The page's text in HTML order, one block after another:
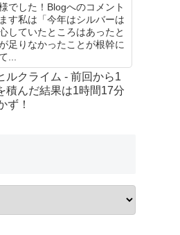
でした！Blogへのコメント
す私は「今年はシルバーは
していたところはあったと
足りなかったことが根幹に
...
ルクライム - 前回から1
積んだ結果は1時間17分
ず！